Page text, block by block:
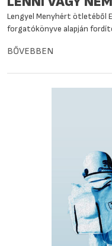
Lengyel Menyhért ötletéből
forgatókönyve alapján
BŐVEBBEN